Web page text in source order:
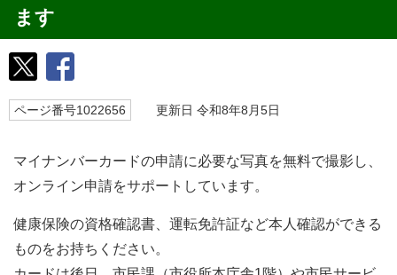
ます
ページ番号1022656 更新日 令和8年8月5日
マイナンバーカードの申請に必要な写真を無料で撮影し、
オンライン申請をサポートしています。
健康保険の資格確認書、運転免許証など本人確認ができる
ものをお持ちください。